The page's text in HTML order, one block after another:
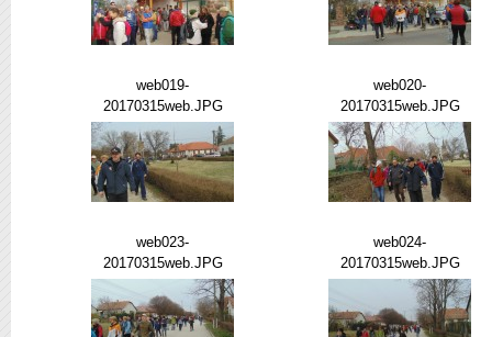
web019-
20170315web.JPG
web020-
20170315web.JPG
web023-
20170315web.JPG
web024-
20170315web.JPG